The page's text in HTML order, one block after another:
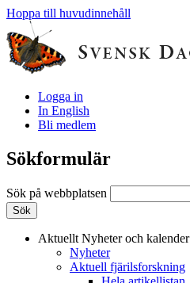
Hoppa till huvudinnehåll
Logga in
In English
Bli medlem
Sökformulär
Sök på webbplatsen
Aktuellt Nyheter och kalender
Nyheter
Aktuell fjärilsforskning